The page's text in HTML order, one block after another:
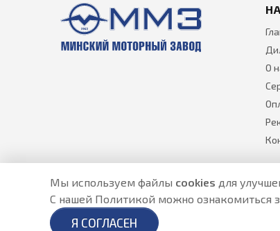
О
Разработано в
Мы используем файлы cookies для
С нашей Политикой можно ознакомиться
Я СОГЛАСЕН